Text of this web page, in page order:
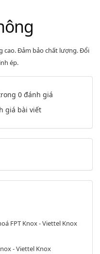
cao. Đảm bảo chất lượng. Đổi
ép.
0 đánh giá
giá bài viết
FPT Knox - Viettel Knox
- Viettel Knox